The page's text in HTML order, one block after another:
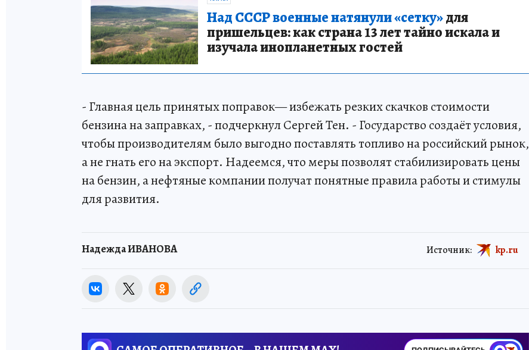
Над СССР военные натянули «сетку»для
пришельцев: как страна 13 лет тайно искала и
изучала инопланетных гостей
- Главная цель принятых поправок— избежать резких скачков стоимости
бензина на заправках, - подчеркнул Сергей Тен. - Государство создаёт условия,
чтобы производителям было выгодно поставлять топливо на российский рынок,
а не гнать его на экспорт. Надеемся, что меры позволят стабилизировать цены
на бензин, а нефтяные компании получат понятные правила работы и стимулы
для развития.
Надежда ИВАНОВА Источник: kp.ru